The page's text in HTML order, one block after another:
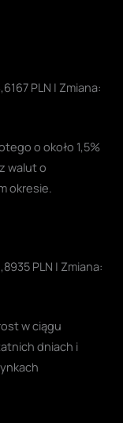
PLN | Zmiana:
o około 1,5%
walut o
okresie.
PLN | Zmiana:
w ciągu
dniach i